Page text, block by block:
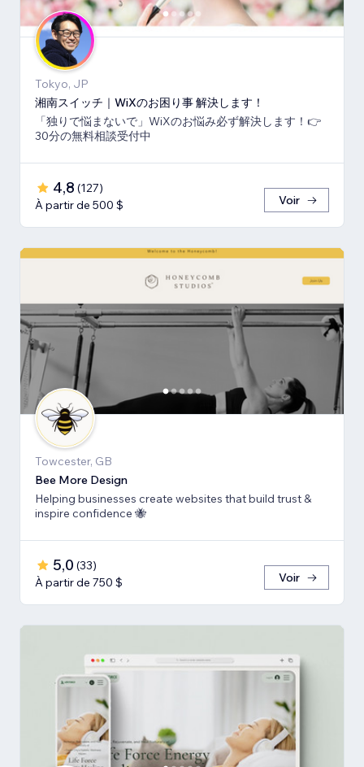
Tokyo, JP
湘南スイッチ｜WiXのお困り事 解決します！
「独りで悩まないで」WiXのお悩み必ず解決します！👉
30分の無料相談受付中
4,8 (127)
À partir de 500 $
Voir
Towcester, GB
Bee More Design
Helping businesses create websites that build trust &
inspire confidence 🐝
5,0 (33)
À partir de 750 $
Voir